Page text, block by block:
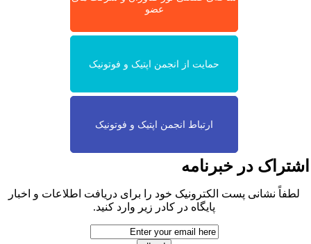
عضو
حمایت از انجمن اپتیک و فوتونیک
ارتباط انجمن اپتیک و فوتونیک
در خبرنامه
لطفاً نشانی پست الکترونیک خود را برای دریافت اطلاعات و اخبار
پایگاه در کادر زیر وارد کنید.